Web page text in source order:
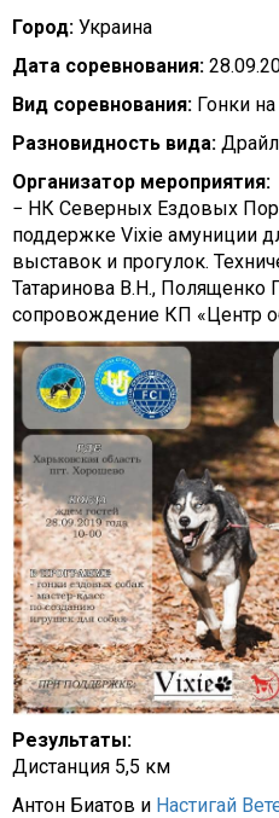
Город: Украина
Дата соревнования:
Вид соревнования: Гонки
Разновидность вида:
Организатор мероприятия:
− НК Северных Ездовых
поддержке Vixie амуниции
выставок и прогулок.
Татаринова В.Н., Полященко
сопровождение КП «Центр
Результаты:
Дистанция 5,5 км
Антон Биатов и Настигай